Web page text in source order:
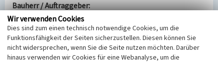
Bauherr / Auftraggeber:
Ausführung: Heinz Thiele
BKM-Nummer:30900028
Wir verwenden Cookies
Dies sind zum einen technisch notwendige Cookies, um die
Funktionsfähigkeit der Seiten sicherzustellen. Diesen können Sie
nicht widersprechen, wenn Sie die Seite nutzen möchten. Darüber
hinaus verwenden wir Cookies für eine Webanalyse, um die